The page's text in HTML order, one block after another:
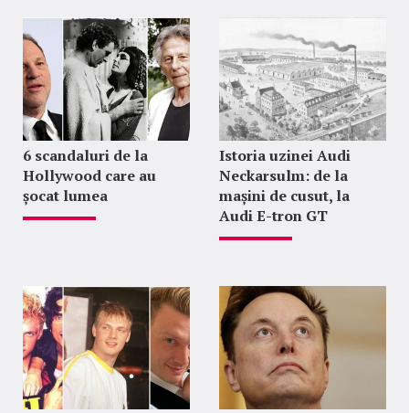
6 scandaluri de la
Hollywood care au
șocat lumea
Istoria uzinei Audi
Neckarsulm: de la
mașini de cusut, la
Audi E-tron GT